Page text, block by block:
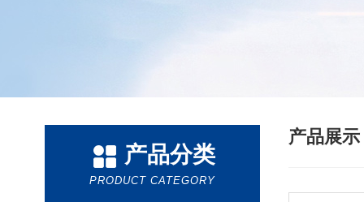
产品分类
PRODUCT CATEGORY
产品展示